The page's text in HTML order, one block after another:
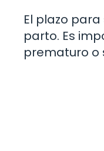
El plazo
parto. Es
prematuro o